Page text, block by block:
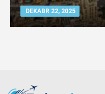
DEKABR 22, 2025